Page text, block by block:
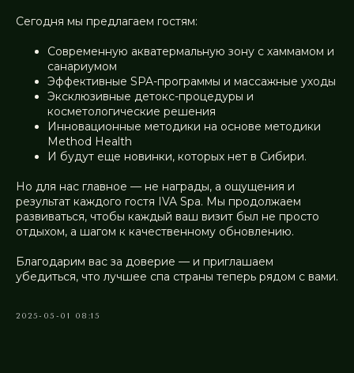
Сегодня мы предлагаем гостям:
Современную акватермальную зону с хаммамом и
санариумом
Эффективные SPA-программы и массажные уходы
Эксклюзивные детокс-процедуры и
косметологические решения
Инновационные методики на основе методики
Method Health
И будут еще новинки, которых нет в Сибири.
Но для нас главное — не награды, а ощущения и
результат каждого гостя IVA Spa. Мы продолжаем
развиваться, чтобы каждый ваш визит был не просто
отдыхом, а шагом к качественному обновлению.
Благодарим вас за доверие — и приглашаем
убедиться, что лучшее спа страны теперь рядом с вами.
2025-05-01 08:15